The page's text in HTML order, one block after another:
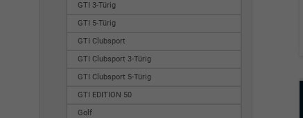
GTI 3-Türig
GTI 5-Türig
GTI Clubsport
GTI Clubsport 3-Türig
GTI Clubsport 5-Türig
GTI EDITION 50
Golf